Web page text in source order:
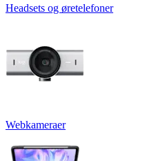
Headsets og øretelefoner
Webkameraer